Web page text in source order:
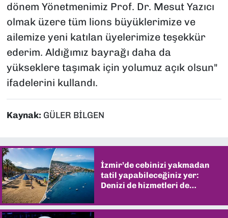
dönem Yönetmenimiz Prof. Dr. Mesut Yazıcı
olmak üzere tüm lions büyüklerimize ve
ailemize yeni katılan üyelerimize teşekkür
ederim. Aldığımız bayrağı daha da
yükseklere taşımak için yolumuz açık olsun"
ifadelerini kullandı.
Kaynak: GÜLER BİLGEN
İzmir’de cebinizi yakmadan
tatil yapabileceğiniz yer:
Denizi de hizmetleri de